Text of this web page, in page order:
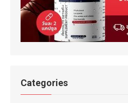
Categories